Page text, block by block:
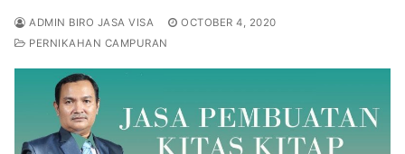
ADMIN BIRO JASA VISA
OCTOBER 4, 2020
PERNIKAHAN CAMPURAN